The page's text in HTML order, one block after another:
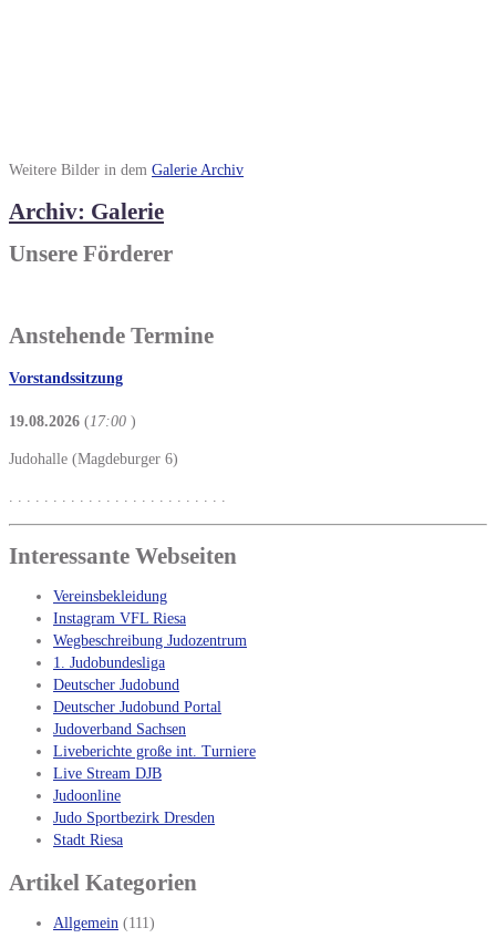
Weitere Bilder in dem Galerie Archiv
Archiv: Galerie
Unsere Förderer
Anstehende Termine
Vorstandssitzung
19.08.2026 ( 17:00 )
Judohalle (Magdeburger 6)
Interessante Webseiten
Vereinsbekleidung
Instagram VFL Riesa
Wegbeschreibung Judozentrum
1. Judobundesliga
Deutscher Judobund
Deutscher Judobund Portal
Judoverband Sachsen
Liveberichte große int. Turniere
Live Stream DJB
Judoonline
Judo Sportbezirk Dresden
Stadt Riesa
Artikel Kategorien
Allgemein (111)